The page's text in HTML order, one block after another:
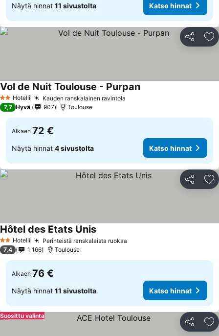
Näytä hinnat 11 sivustolta Katso hinnat
Jaa
2 Tähtiluokitus
Hotelli Kauden ranskalainen ravintola
Vol de Nuit Toulouse - Purpan
7,7 Hyvä 907 Toulouse
Alkaen 72 €
Näytä hinnat 4 sivustolta Katso hinnat
Jaa
2 Tähtiluokitus
Hotelli Perinteistä ranskalaista ruokaa
Hôtel des Etats Unis
7,4 1 166 Toulouse
Alkaen 76 €
Näytä hinnat 11 sivustolta Katso hinnat
Jaa
Suosittu valinta